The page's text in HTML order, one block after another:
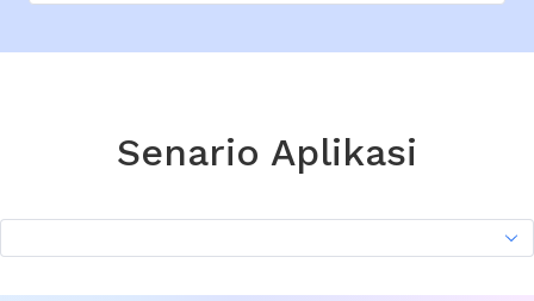
Senario Aplikasi